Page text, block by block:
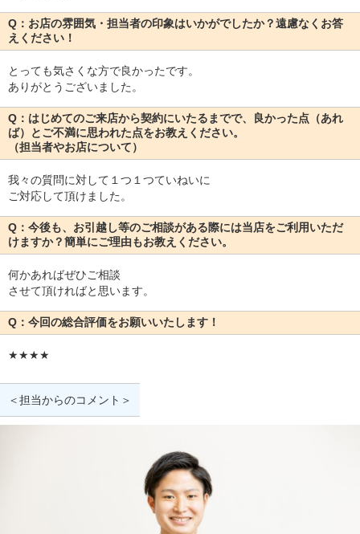
Q：お店の雰囲気・担当者の印象はいかがでしたか？遠慮なくお答
えください！
とっても気さくな方で良かったです。
ありがとうございました。
Q：はじめてのご来店から契約にいたるまでで、良かった点（あれ
ば）とご不満に思われた点をお教えください。
（担当者やお店について）
我々の質問に対して１つ１つていねいに
ご対応して頂けました。
Q：今後も、お引越し等のご相談がある際には当店をご利用いただ
けますか？簡単にご理由もお教えください。
何かあればぜひご相談
させて頂ければと思います。
Q：今回の総合評価をお願いいたします！
★★★★
＜担当からのコメント＞